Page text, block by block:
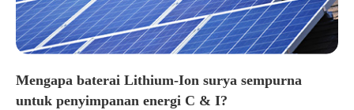
Mengapa baterai Lithium-Ion surya sempurna
untuk penyimpanan energi C & I?